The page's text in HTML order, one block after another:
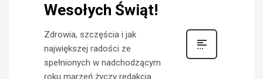
Wesołych Świąt!
Zdrowia, szczęścia i jak
największej radości ze
spełnionych w nadchodzącym
roku marzeń życzy redakcja